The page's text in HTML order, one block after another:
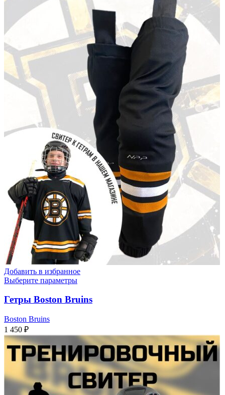
Добавить в избранное
Выберите параметры
Гетры Boston Bruins
Boston Bruins
1 450 ₽